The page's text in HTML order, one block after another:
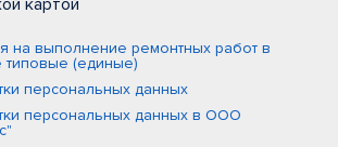
картой
на выполнение ремонтных работ в
типовые (единые)
персональных данных
персональных данных в ООО